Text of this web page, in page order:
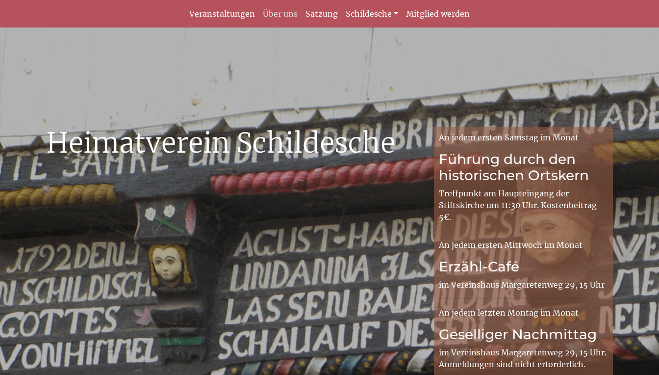
Veranstaltungen Über uns Satzung Schildesche Mitglied werden
Heimatverein Schildesche An jedem ersten Samstag im Monat
Führung durch den
historischen Ortskern
Treffpunkt am Haupteingang der
Stiftskirche um 11:30 Uhr. Kostenbeitrag
5€.
An jedem ersten Mittwoch im Monat
Erzähl-Café
im Vereinshaus Margaretenweg 29, 15 Uhr
An jedem letzten Montag im Monat
Geselliger Nachmittag
im Vereinshaus Margaretenweg 29, 15 Uhr.
Anmeldungen sind nicht erforderlich.